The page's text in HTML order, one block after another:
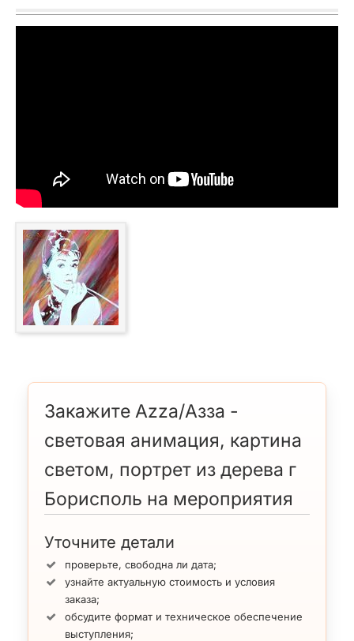
Закажите Azza/Азза -
световая анимация, картина
светом, портрет из дерева г
Борисполь на мероприятия
Уточните детали
проверьте, свободна ли дата;
узнайте актуальную стоимость и условия
заказа;
обсудите формат и техническое обеспечение
выступления;